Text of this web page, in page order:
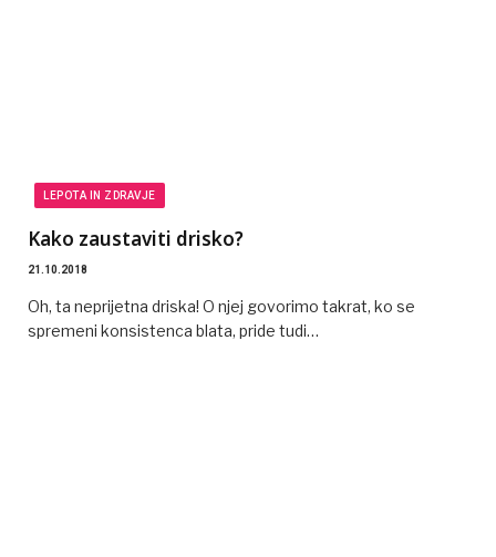
LEPOTA IN ZDRAVJE
Kako zaustaviti drisko?
21.10.2018
Oh, ta neprijetna driska! O njej govorimo takrat, ko se
spremeni konsistenca blata, pride tudi…